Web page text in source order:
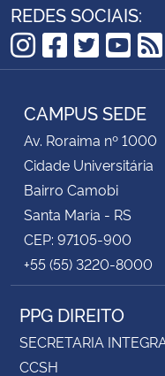
REDES SOCIAIS:
Instagram
Twitter
CAMPUS SEDE
Av. Roraima nº 1000
Cidade Universitária
Bairro Camobi
Santa Maria - RS
CEP: 97105-900
+55 (55) 3220-8000
PPG DIREITO
SECRETARIA
CCSH